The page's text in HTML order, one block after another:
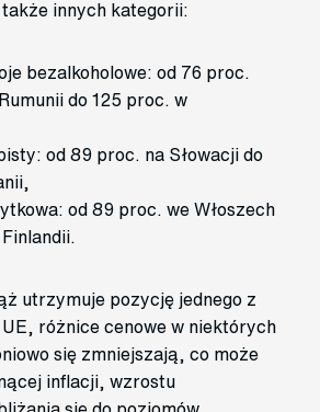
innych kategorii:
bezalkoholowe: od 76 proc.
do 125 proc. w
od 89 proc. na Słowacji do
od 89 proc. we Włoszech
utrzymuje pozycję jednego z
różnice cenowe w niektórych
się zmniejszają, co może
inflacji, wzrostu